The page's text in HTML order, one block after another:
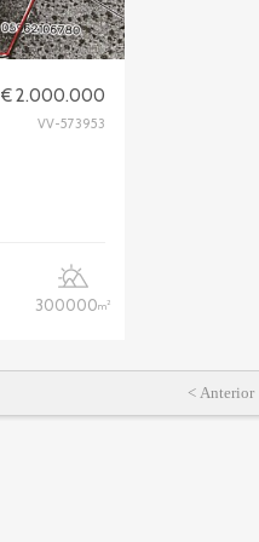
€ 2.000.000
VV-573953
300000m2
< Anterior